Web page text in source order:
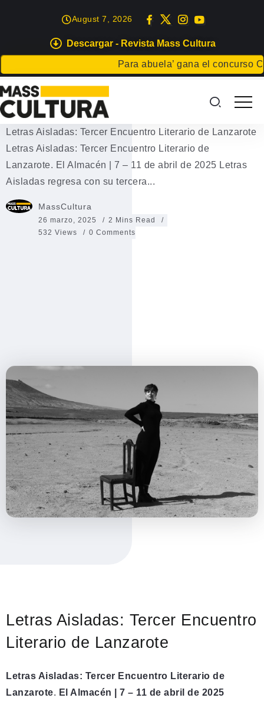
Descargar - Revista Mass Cultura
Para abuela’ gana el concurso
August 7, 2026
EVENTOS
Letras Aisladas: Tercer Encuentro
Literario de Lanzarote
Letras Aisladas: Tercer Encuentro Literario de Lanzarote
Letras Aisladas: Tercer Encuentro Literario de
Lanzarote. El Almacén | 7 – 11 de abril de 2025 Letras
Aisladas regresa con su tercera...
MassCultura
26 marzo, 2025
2 Mins Read
532 Views
0 Comments
Letras Aisladas: Tercer Encuentro
Literario de Lanzarote
Letras Aisladas: Tercer Encuentro Literario de
Lanzarote. El Almacén | 7 – 11 de abril de 2025